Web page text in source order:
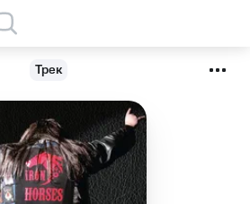
Трек